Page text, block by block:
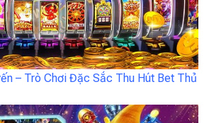
– Trò Chơi Đặc Sắc Thu Hút Bet Thủ